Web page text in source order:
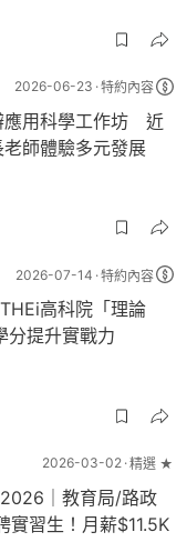
2026-06-23 特約內容
應用科學工作坊 近
師體驗多元發展
2026-07-14 特約內容
高科院「理論
分提升實戰力
2026-03-02 精選 ★
｜教育局/路政
實習生！月薪$11.5K